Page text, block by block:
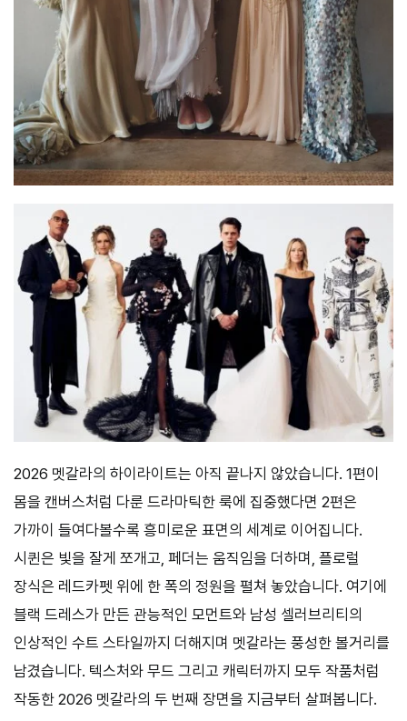
2026 멧갈라의 하이라이트는 아직 끝나지 않았습니다. 1편이
몸을 캔버스처럼 다룬 드라마틱한 룩에 집중했다면 2편은
가까이 들여다볼수록 흥미로운 표면의 세계로 이어집니다.
시퀸은 빛을 잘게 쪼개고, 페더는 움직임을 더하며, 플로럴
장식은 레드카펫 위에 한 폭의 정원을 펼쳐 놓았습니다. 여기에
블랙 드레스가 만든 관능적인 모먼트와 남성 셀러브리티의
인상적인 수트 스타일까지 더해지며 멧갈라는 풍성한 볼거리를
남겼습니다. 텍스처와 무드 그리고 캐릭터까지 모두 작품처럼
작동한 2026 멧갈라의 두 번째 장면을 지금부터 살펴봅니다.